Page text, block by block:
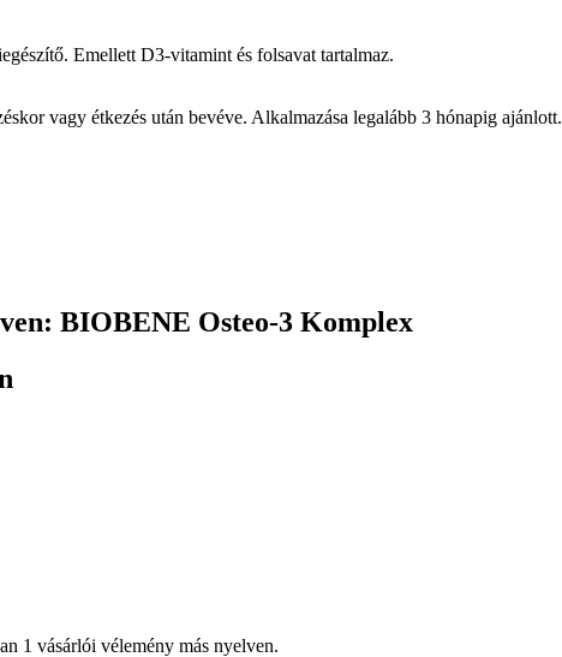
Emellett D3-vitamint és folsavat tartalmaz.
vagy étkezés után bevéve. Alkalmazása legalább 3 hónapig ajánlott.
BIOBENE Osteo-3 Komplex
1 vásárlói vélemény más nyelven.